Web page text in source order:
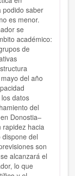
podido saber
es menor.
se
académico:
de
del año
datos
del
Donostia–
rapidez hacia
del
son
alcanzará el
lo que